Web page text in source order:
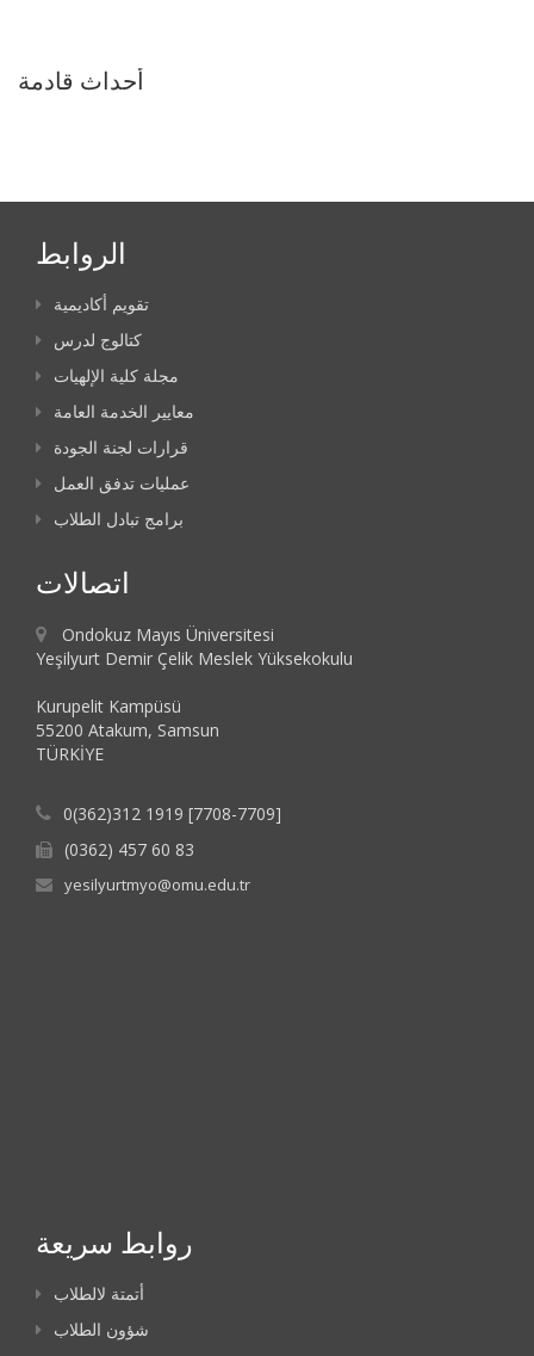
أحداث قادمة
الروابط
تقويم أكاديمية
كتالوج لدرس
مجلة كلية الإلهيات
معايير الخدمة العامة
قرارات لجنة الجودة
عمليات تدفق العمل
برامج تبادل الطلاب
اتصالات
Ondokuz Mayıs Üniversitesi
Yeşilyurt Demir Çelik Meslek Yüksekokulu
Kurupelit Kampüsü
55200 Atakum, Samsun
TÜRKİYE
0(362)312 1919 [7708-7709]
(0362) 457 60 83
yesilyurtmyo@omu.edu.tr
روابط سريعة
أتمتة لالطلاب
شؤون الطلاب